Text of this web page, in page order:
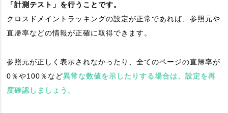
「計測テスト」を行うことです。
クロスドメイントラッキングの設定が正常であれば、参照元や
直帰率などの情報が正確に取得できます。
参照元が正しく表示されなかったり、全てのページの直帰率が
0％や100％など異常な数値を示したりする場合は、設定を再
度確認しましょう。